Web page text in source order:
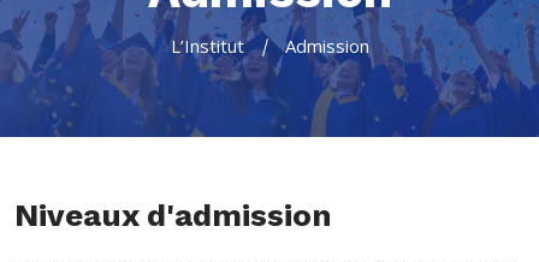
L’Institut Admission
Niveaux d'admission